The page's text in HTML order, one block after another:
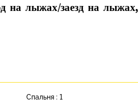
на лыжах/заезд на лыжах,
Спальня : 1